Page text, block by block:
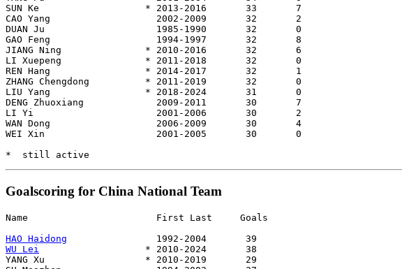
SUN Ke                   * 2013-2016       33       7
CAO Yang                   2002-2009       32       2
DUAN Ju                    1985-1990       32       0
GAO Feng                   1994-1997       32       8
JIANG Ning               * 2010-2016       32       6
LI Xuepeng               * 2011-2018       32       0
REN Hang                 * 2014-2017       32       1
ZHANG Chengdong          * 2011-2019       32       0
LIU Yang                 * 2018-2024       31       0
DENG Zhuoxiang             2009-2011       30       7
LI Yi                      2001-2006       30       2
WAN Dong                   2006-2009       30       4
WEI Xin                    2001-2005       30       0
Goalscoring for China National Team
Name                       First Last     Goals
HAO Haidong
WU Lei
                   * 2010-2024       38
YANG Xu                  * 2010-2019       29